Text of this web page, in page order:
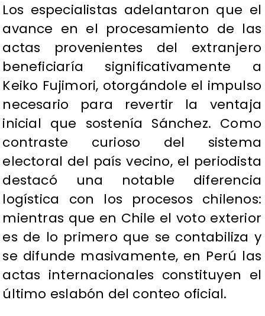
Los especialistas adelantaron que el
avance en el procesamiento de las
actas provenientes del extranjero
beneficiaría significativamente a
Keiko Fujimori, otorgándole el impulso
necesario para revertir la ventaja
inicial que sostenía Sánchez. Como
contraste curioso del sistema
electoral del país vecino, el periodista
destacó una notable diferencia
logística con los procesos chilenos:
mientras que en Chile el voto exterior
es de lo primero que se contabiliza y
se difunde masivamente, en Perú las
actas internacionales constituyen el
último eslabón del conteo oficial.